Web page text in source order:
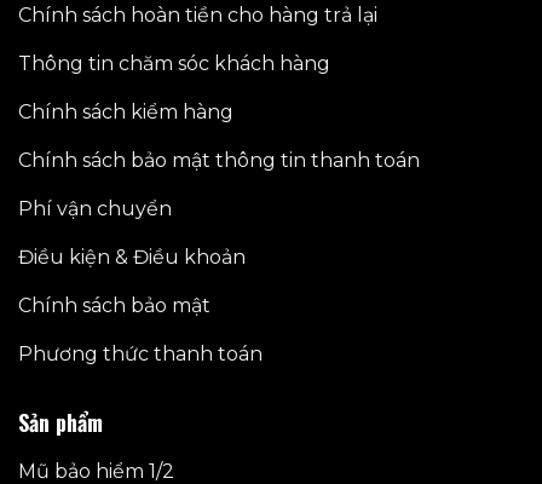
Chính sách hoàn tiền cho hàng trả lại
Thông tin chăm sóc khách hàng
Chính sách kiểm hàng
Chính sách bảo mật thông tin thanh toán
Phí vận chuyển
Điều kiện & Điều khoản
Chính sách bảo mật
Phương thức thanh toán
Sản phẩm
Mũ bảo hiểm 1/2